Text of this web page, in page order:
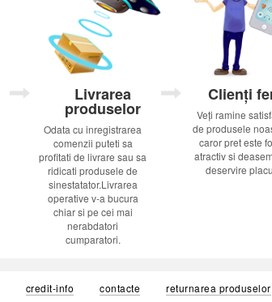
Livrarea
produselor
Odata cu inregistrarea
comenzii puteti sa
profitati de livrare sau sa
ridicati produsele de
sinestatator.Livrarea
operative v-a bucura
chiar si pe cei mai
nerabdatori
cumparatori.
Clienți
Veți ramine
de produsele
caror pret este
atractiv si
deservire
credit-info contacte
returnarea produselor